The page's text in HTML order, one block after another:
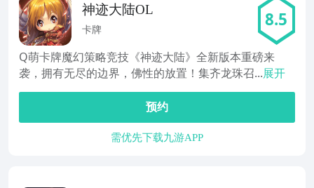
神迹大陆OL
卡牌 8.5
Q萌卡牌魔幻策略竞技《神迹大陆》全新版本重磅来
袭，拥有无尽的边界，佛性的放置！集齐龙珠召...展开
预约
需优先下载九游APP